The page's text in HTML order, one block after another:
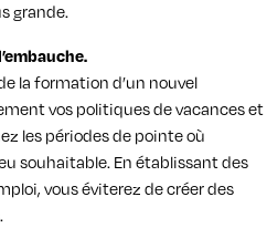
grande.
la formation d’un nouvel
vos politiques de vacances et
les périodes de pointe où
souhaitable. En établissant des
vous éviterez de créer des